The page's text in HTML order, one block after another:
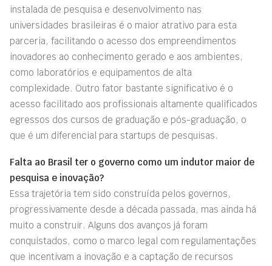
instalada de pesquisa e desenvolvimento nas
universidades brasileiras é o maior atrativo para esta
parceria, facilitando o acesso dos empreendimentos
inovadores ao conhecimento gerado e aos ambientes,
como laboratórios e equipamentos de alta
complexidade. Outro fator bastante significativo é o
acesso facilitado aos profissionais altamente qualificados
egressos dos cursos de graduação e pós-graduação, o
que é um diferencial para startups de pesquisas.
Falta ao Brasil ter o governo como um indutor maior de
pesquisa e inovação?
Essa trajetória tem sido construída pelos governos,
progressivamente desde a década passada, mas ainda há
muito a construir. Alguns dos avanços já foram
conquistados, como o marco legal com regulamentações
que incentivam a inovação e a captação de recursos